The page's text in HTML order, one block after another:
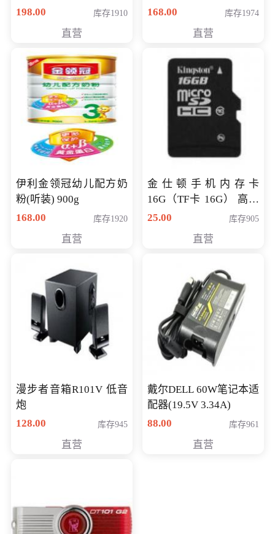
198.00
库存1910
直营
168.00
库存1974
直营
伊利金领冠幼儿配方奶
粉(听装) 900g
168.00
库存1920
直营
金仕顿手机内存卡
16G（TF卡 16G） 高速
卡 CLASS 10
25.00 库存905
直营
漫步者音箱R101V 低音
炮
128.00
库存945
直营
戴尔DELL 60W笔记本适
配器(19.5V 3.34A)
88.00
库存961
直营